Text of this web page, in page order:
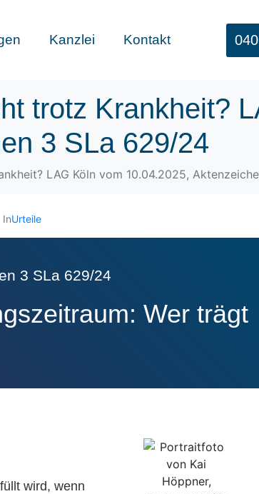
Kanzlei Kontakt
trotz Krankheit?
3 SLa 629/24
LAG Köln vom 10.04.2025,
InUrteile
3 SLa 629/24
Wer trägt
wird, wenn